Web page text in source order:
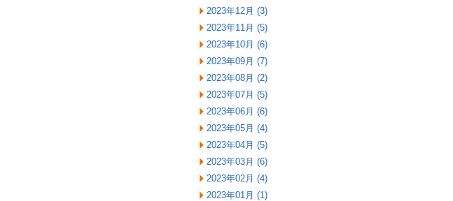
2023年12月 (3)
2023年11月 (5)
2023年10月 (6)
2023年09月 (7)
2023年08月 (2)
2023年07月 (5)
2023年06月 (6)
2023年05月 (4)
2023年04月 (5)
2023年03月 (6)
2023年02月 (4)
2023年01月 (1)